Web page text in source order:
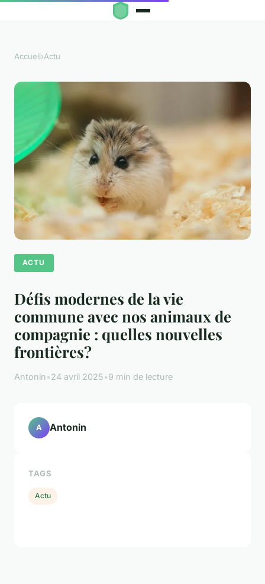
Accueil›Actu
ACTU
Défis modernes de la vie
commune avec nos animaux de
compagnie : quelles nouvelles
frontières?
Antonin•24 avril 2025•9 min de lecture
A Antonin
TAGS
Actu